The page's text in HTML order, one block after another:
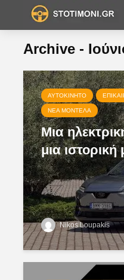
Archive -
ΑΥΤΟΚΊΝΗΤΟ
ΝΈΑ ΜΟΝΤΈΛΑ
Μια
μια
Nikos Loupakis